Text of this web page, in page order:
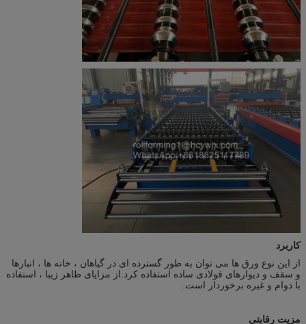
کاربرد
از این نوع ورق ها می توان به طور گسترده ای در گیاهان ، خانه ها ، انبارها
و سقف و دیوارهای فولادی ساده استفاده کرد.از مزایای ظاهر زیبا ، استفاده
با دوام و غیره برخوردار است.
مزیت رقابتی